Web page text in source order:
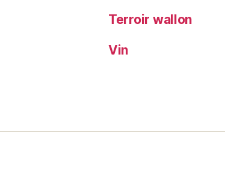
Terroir wallon
Vin